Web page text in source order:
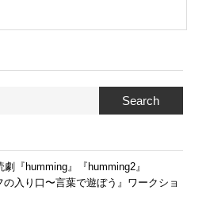
Search
『humming』『humming2』
入り口〜言葉で遊ぼう』ワークショ